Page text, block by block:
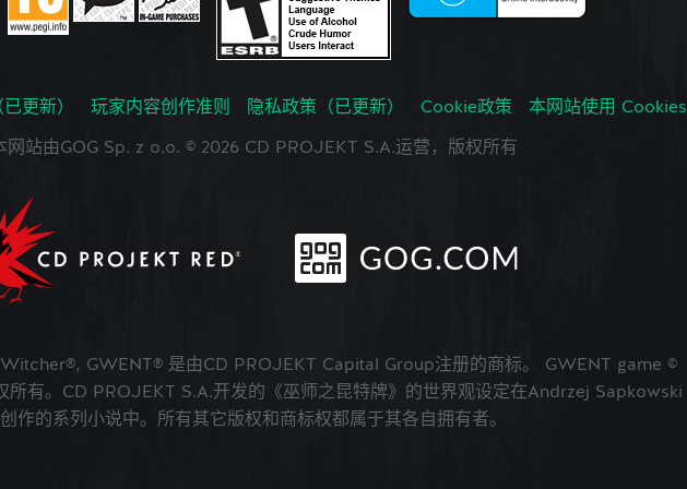
更新） 玩家内容创作准则 隐私政策（已更新） Cookie政策 本网站使用 Cookies
网站由GOG Sp. z o.o. © 2026 CD PROJEKT S.A.运营，版权所有
GWENT® 是由CD PROJEKT Capital Group注册的商标。 GWENT game ©
所有。CD PROJEKT S.A.开发的《巫师之昆特牌》的世界观设定在Andrzej Sapkowski
创作的系列小说中。所有其它版权和商标权都属于其各自拥有者。